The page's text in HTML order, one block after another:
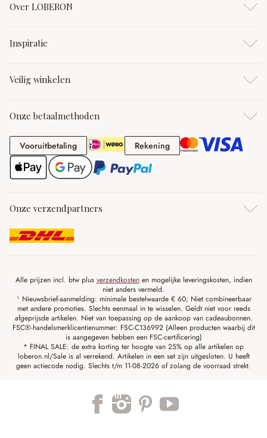
Over LOBERON
Inspiratie
Veilig winkelen
Onze betaalmethoden
VooruitbetalingVooruitbetaling RekeningRekening
Onze verzendpartners
Alle prijzen incl. btw plus verzendkostenen mogelijke leveringskosten, indien
niet anders vermeld.
¹ Nieuwsbrief-aanmelding: minimale bestelwaarde € 60; Niet combineerbaar
met andere promoties. Slechts eenmaal in te wisselen. Geldt niet voor reeds
afgeprijsde artikelen. Niet van toepassing op de aankoop van cadeaubonnen.
FSC®-handelsmerklicentienummer: FSC-C136992 (Alleen producten waarbij dit
is aangegeven hebben een FSC-certificering)
* FINAL SALE: de extra korting ter hoogte van 25% op alle artikelen op
loberon.nl/Sale is al verrekend. Artikelen in een set zijn uitgesloten. U heeft
geen actiecode nodig. Slechts t/m 11-08-2026 of zolang de voorraad strekt.